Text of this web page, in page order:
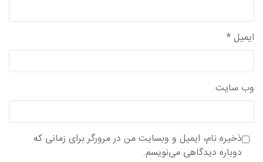
ایمیل*
وب‌ سایت
ذخیره نام، ایمیل و وبسایت من در مرورگر برای زمانی که
دوباره دیدگاهی می‌نویسم.